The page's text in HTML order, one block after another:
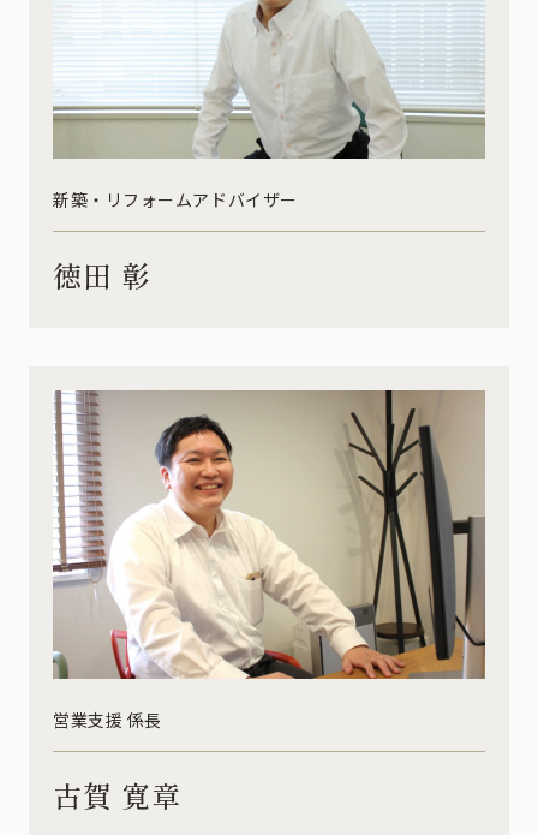
新築・リフォームアドバイザー
徳田 彰
営業支援 係長
古賀 寛章